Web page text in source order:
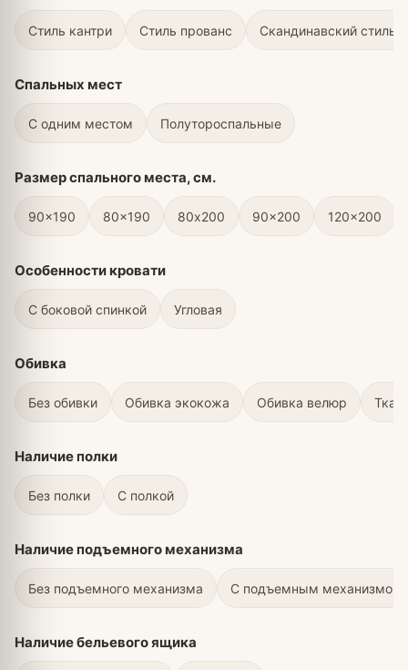
Стиль кантри Стиль прованс Скандинавский стиль
Спальных мест
С одним местом Полутороспальные
Размер спального места, см.
90x190 80x190 80х200 90x200 120x200
Особенности кровати
С боковой спинкой Угловая
Обивка
Без обивки Обивка экокожа Обивка велюр
Наличие полки
Без полки С полкой
Наличие подъемного механизма
Без подъемного механизма С подъемным механизмом
Наличие бельевого ящика